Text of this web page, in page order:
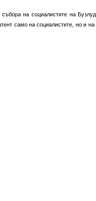
на социалистите на
само на социалистите, но и на